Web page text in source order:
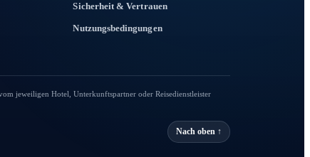
Sicherheit & Vertrauen
Nutzungsbedingungen
jeweiligen Hotel, Unterkunftspartner oder Reisedienstleister
Nach oben ↑